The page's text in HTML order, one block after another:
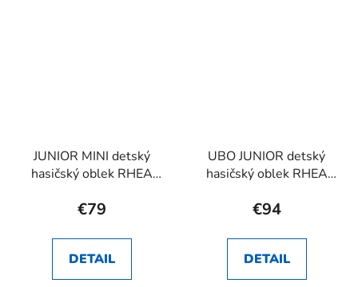
JUNIOR MINI detský
hasičský oblek RHEA
€79
DETAIL
UBO JUNIOR detský
hasičský oblek RHEA
€94
DETAIL